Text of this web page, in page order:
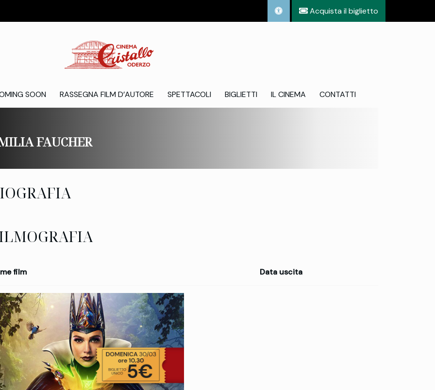
Acquista il biglietto
SOON RASSEGNA FILM D’AUTORE SPETTACOLI BIGLIETTI IL CINEMA CONTATTI
FAUCHER
film Data uscita